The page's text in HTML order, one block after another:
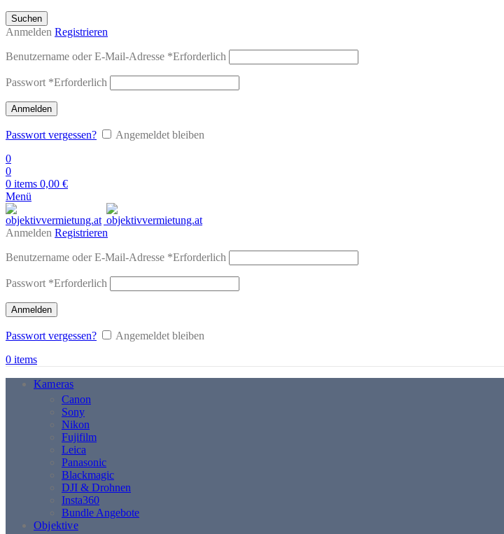
Suchen
Anmelden Registrieren
Benutzername oder E-Mail-Adresse *Erforderlich
Passwort *Erforderlich
Anmelden
Passwort vergessen?
Angemeldet bleiben
0
0
0 items 0,00 €
Menü
Anmelden Registrieren
Benutzername oder E-Mail-Adresse *Erforderlich
Passwort *Erforderlich
Anmelden
Passwort vergessen?
Angemeldet bleiben
0 items
Kameras
Canon
Sony
Nikon
Fujifilm
Leica
Panasonic
Blackmagic
DJI & Drohnen
Insta360
Bundle Angebote
Objektive